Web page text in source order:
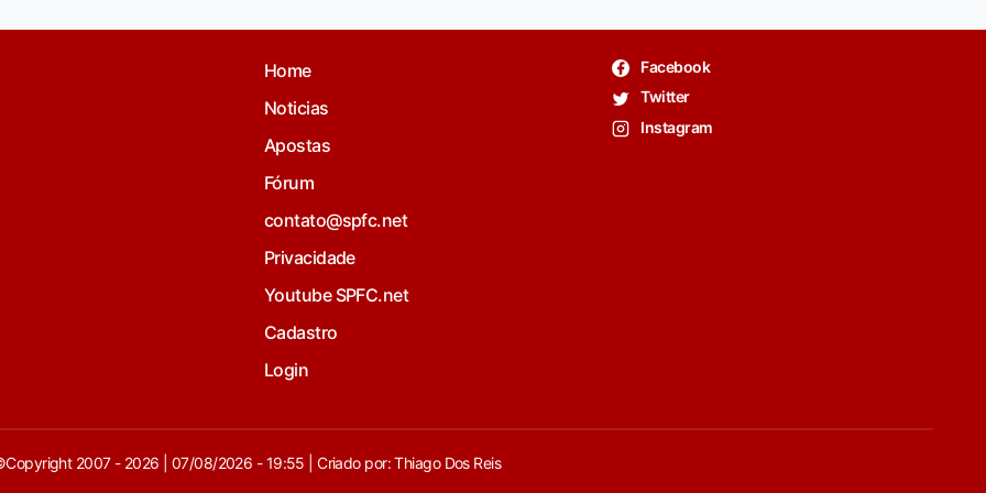
Home
Noticias
Apostas
Fórum
contato@spfc.net
Privacidade
Youtube SPFC.net
Cadastro
Login
Facebook
Twitter
Instagram
2007 - 2026 | 07/08/2026 - 19:55 | Criado por: Thiago Dos Reis